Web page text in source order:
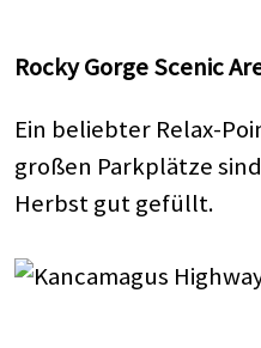
Rocky Gorge Scenic
Ein beliebter Relax-
großen Parkplätze
Herbst gut gefüllt.